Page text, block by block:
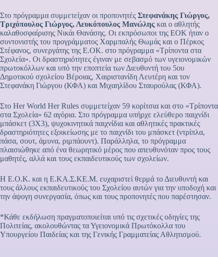
Στο πρόγραμμα συμμετείχαν οι προπονητές Στεφανάκης Γιώργος,
Τριχόπουλος Γιώργος, Λευκόπουλος Μανώλης και ο αθλητής
καλαθοσφαίρισης Νικάι Θανάσης. Οι εκπρόσωποι της ΕΟΚ ήταν ο
συντονιστής του προγράμματος Χαρμπαλής Θωμάς και ο Πέρκος
Στέφανος, συνεργάτης της Ε.ΟΚ. στο πρόγραμμα «Τρίποντα στα
Σχολεία». Οι δραστηριότητες έγιναν με σεβασμό των υγειονομικών
πρωτοκόλλων και υπό την εποπτεία των Διευθυντή του 5ου
Δημοτικού σχολείου Βέροιας, Χαιριστανίδη Λευτέρη και τον
Στεφανάκη Γιώργου (ΚΦΑ) και Μιχαηλίδου Σταυρούλας (ΚΦΑ).
Στο Her World Her Rules συμμετείχαν 59 κορίτσια και στο «Τρίποντα
στα Σχολεία» 62 αγόρια. Στο πρόγραμμα υπήρχε ελεύθερο παιχνίδι
μπάσκετ (3Χ3), ψυχοκινητικά παιχνίδια και αθλητικές πρακτικές
δραστηριότητες εξοικείωσης με το παιχνίδι του μπάσκετ (ντρίπλα,
πάσα, σουτ, άμυνα, ριμπάουντ). Παράλληλα, το πρόγραμμα
πλαισιώθηκε από ένα θεωρητικό μέρος που απευθυνόταν προς τους
μαθητές, αλλά και τους εκπαιδευτικούς των σχολείων.
Η Ε.Ο.Κ. και η Ε.ΚΑ.Σ.ΚΕ.Μ. ευχαριστεί θερμά το Διευθυντή και
τους άλλους εκπαιδευτικούς του Σχολείου αυτών για την υποδοχή και
την άψογη συνεργασία, όπως και τους προπονητές που παρέστησαν.
*Κάθε εκδήλωση πραγματοποιείται υπό τις σχετικές οδηγίες της
Πολιτείας, ακολουθώντας τα Υγειονομικά Πρωτόκολλα του
Υπουργείου Παιδείας και της Γενικής Γραμματείας Αθλητισμού.